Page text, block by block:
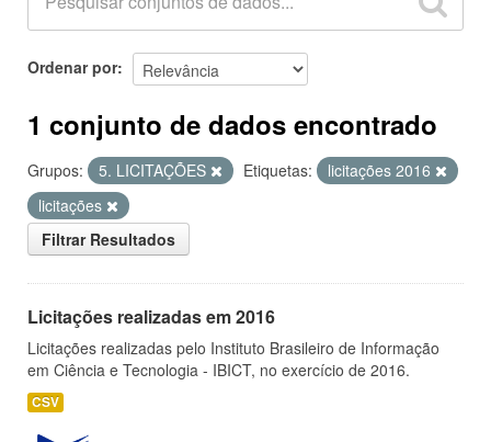
Ordenar por
1 conjunto de dados encontrado
Grupos: 5. LICITAÇÕES Etiquetas:
licitações 2016
licitações
Filtrar Resultados
Licitações realizadas em 2016
Licitações realizadas pelo Instituto Brasileiro de Informação
em Ciência e Tecnologia - IBICT, no exercício de 2016.
CSV